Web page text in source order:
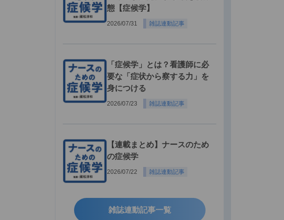
態【症候学】
2026/07/31 雑誌連動記事
「症候学」とは？看護師に必
要な「症状から察する力」を
身につける
2026/07/23 雑誌連動記事
【連載まとめ】ナースのため
の症候学
2026/07/22 雑誌連動記事
雑誌連動記事一覧